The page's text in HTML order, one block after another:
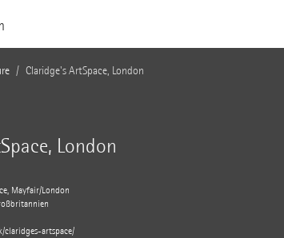
Claridge's ArtSpace, London
London
Mayfair/London
claridges-artspace/